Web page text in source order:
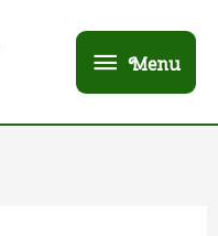
Menu
Menu